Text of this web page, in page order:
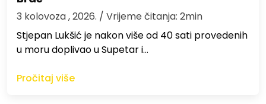
3 kolovoza , 2026. / Vrijeme čitanja: 2min
St​jepan Lukšić je nakon više od 40 sati provedenih
u moru doplivao u Supetar i…
Pročitaj više